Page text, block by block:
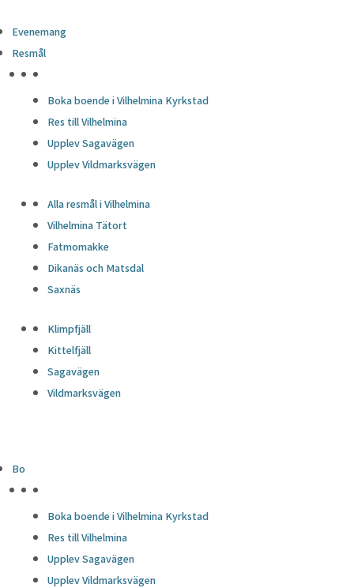
Evenemang
Resmål
Boka boende i Vilhelmina Kyrkstad
Res till Vilhelmina
Upplev Sagavägen
Upplev Vildmarksvägen
Alla resmål i Vilhelmina
Vilhelmina Tätort
Fatmomakke
Dikanäs och Matsdal
Saxnäs
Klimpfjäll
Kittelfjäll
Sagavägen
Vildmarksvägen
Bo
Boka boende i Vilhelmina Kyrkstad
Res till Vilhelmina
Upplev Sagavägen
Upplev Vildmarksvägen